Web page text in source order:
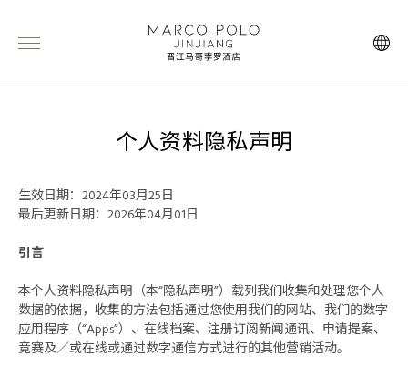
个人资料隐私声明
生效日期：2024年03月25日
最后更新日期：2026年04月01日
引言
本个人资料隐私声明（本“隐私声明”）载列我们收集和处理您个人
数据的依据，收集的方法包括通过您使用我们的网站、我们的数字
应用程序（“Apps”）、在线档案、注册订阅新闻通讯、申请提案、
竞赛及／或在线或通过数字通信方式进行的其他营销活动。